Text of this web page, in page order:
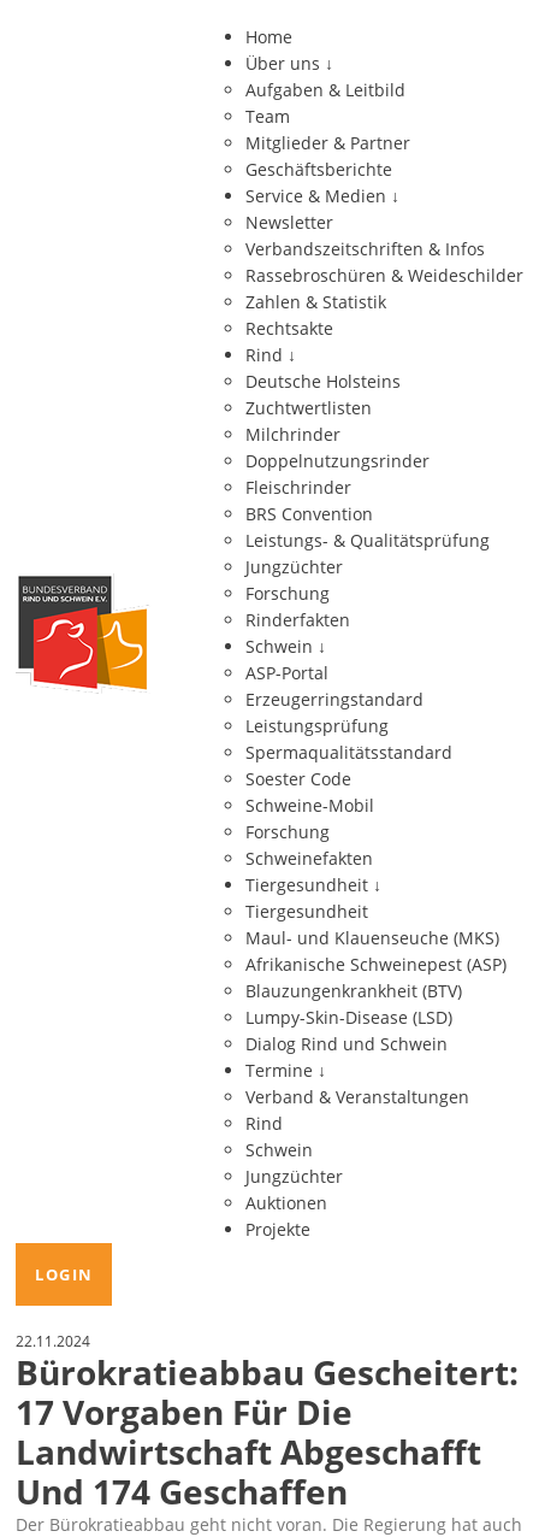
Home
Über uns ↓
Aufgaben & Leitbild
Team
Mitglieder & Partner
Geschäftsberichte
Service & Medien ↓
Newsletter
Verbandszeitschriften & Infos
Rassebroschüren & Weideschilder
Zahlen & Statistik
Rechtsakte
Rind ↓
Deutsche Holsteins
Zuchtwertlisten
Milchrinder
Doppelnutzungsrinder
Fleischrinder
BRS Convention
Leistungs- & Qualitätsprüfung
Jungzüchter
Forschung
Rinderfakten
Schwein ↓
ASP-Portal
Erzeugerringstandard
Leistungsprüfung
Spermaqualitätsstandard
Soester Code
Schweine-Mobil
Forschung
Schweinefakten
Tiergesundheit ↓
Tiergesundheit
Maul- und Klauenseuche (MKS)
Afrikanische Schweinepest (ASP)
Blauzungenkrankheit (BTV)
Lumpy-Skin-Disease (LSD)
Dialog Rind und Schwein
Termine ↓
Verband & Veranstaltungen
Rind
Schwein
Jungzüchter
Auktionen
Projekte
LOGIN
22.11.2024
Bürokratieabbau Gescheitert:
17 Vorgaben Für Die
Landwirtschaft Abgeschafft
Und 174 Geschaffen
Der Bürokratieabbau geht nicht voran. Die Regierung hat auch